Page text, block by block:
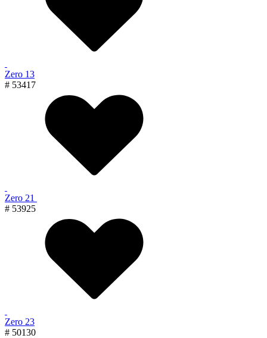
Zero 13
# 53417
Zero 21
# 53925
Zero 23
# 50130